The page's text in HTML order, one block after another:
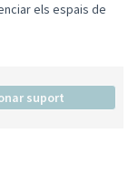
els espais de
suport